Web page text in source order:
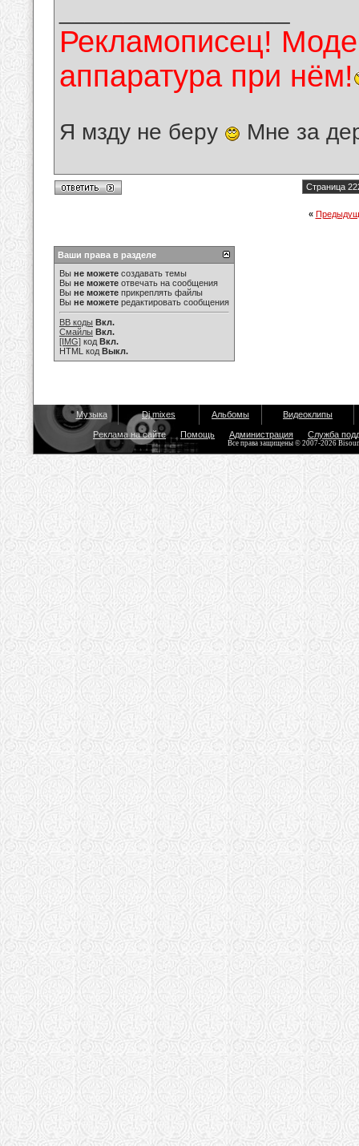
Рекламописец!
аппаратура при нём!
Я мзду не беру Мне за
Страница
«
Ваши права в разделе
Вы не можете создавать темы
Вы не можете отвечать на сообщения
Вы не можете прикреплять файлы
Вы не можете редактировать сообщения
BB коды Вкл.
Смайлы Вкл.
[IMG] код Вкл.
HTML код Выкл.
Музыка Dj mixes Альбомы Видеоклипы
Реклама на сайте Помощь Администрация Служба
Все права защищены © 2007-2026